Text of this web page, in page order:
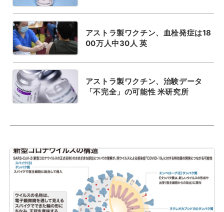
アストラ製ワクチン、血栓発症は18
00万人中30人 英
アストラ製ワクチン、治験データ
「不完全」の可能性 米研究所